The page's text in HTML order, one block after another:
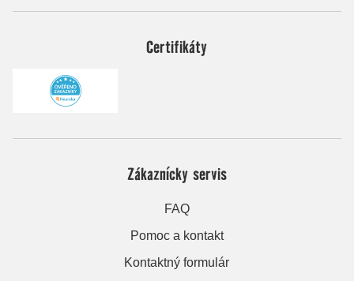
Certifikáty
Zákaznícky servis
FAQ
Pomoc a kontakt
Kontaktný formulár